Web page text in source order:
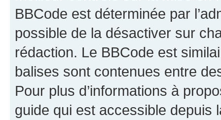
BBCode est déterminée par
possible de la désactiver sur
rédaction. Le BBCode est
balises sont contenues entre
Pour plus d’informations à
guide qui est accessible depuis